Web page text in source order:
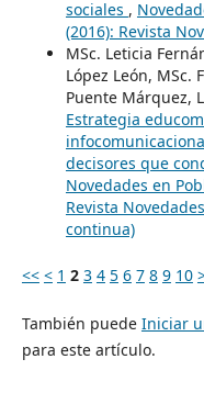
sociales ,
(2016): Revista
MSc. Leticia
López León, MSc.
Puente Márquez,
Estrategia
decisores que
Novedades en
Revista
continua)
<< < 1 2 3 4 5 6 7 8 9 10
También puede Iniciar
para este artículo.